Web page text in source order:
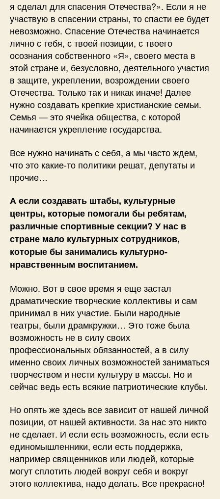
я сделал для спасения Отечества?». Если я не
участвую в спасении страны, то спасти ее будет
невозможно. Спасение Отечества начинается
лично с тебя, с твоей позиции, с твоего
осознания собственного «Я», своего места в
этой стране и, безусловно, деятельного участия
в защите, укреплении, возрождении своего
Отечества. Только так и никак иначе! Далее
нужно создавать крепкие христианские семьи.
Семья — это ячейка общества, с которой
начинается укрепление государства.
Все нужно начинать с себя, а мы часто ждем,
что это какие-то политики решат, депутаты и
прочие…
А если создавать штабы, культурные
центры, которые помогали бы ребятам,
различные спортивные секции? У нас в
стране мало культурных сотрудников,
которые бы занимались культурно-
нравственным воспитанием.
Можно. Вот в свое время я еще застал
драматические творческие коллективы и сам
принимал в них участие. Были народные
театры, были драмкружки… Это тоже была
возможность не в силу своих
профессиональных обязанностей, а в силу
именно своих личных возможностей заниматься
творчеством и нести культуру в массы. Но и
сейчас ведь есть всякие патриотические клубы.
Но опять же здесь все зависит от нашей личной
позиции, от нашей активности. За нас это никто
не сделает. И если есть возможность, если есть
единомышленники, если есть поддержка,
например священников или людей, которые
могут сплотить людей вокруг себя и вокруг
этого коллектива, надо делать. Все прекрасно!